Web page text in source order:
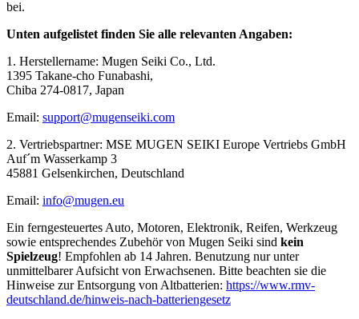
bei.
Unten aufgelistet finden Sie alle relevanten Angaben:
1. Herstellername: Mugen Seiki Co., Ltd.
1395 Takane-cho Funabashi,
Chiba 274-0817, Japan
Email: support@mugenseiki.com
2. Vertriebspartner: MSE MUGEN SEIKI Europe Vertriebs GmbH
Auf´m Wasserkamp 3
45881 Gelsenkirchen, Deutschland
Email: info@mugen.eu
Ein ferngesteuertes Auto, Motoren, Elektronik, Reifen, Werkzeug
sowie entsprechendes Zubehör von Mugen Seiki sind kein
Spielzeug! Empfohlen ab 14 Jahren. Benutzung nur unter
unmittelbarer Aufsicht von Erwachsenen. Bitte beachten sie die
Hinweise zur Entsorgung von Altbatterien: https://www.rmv-
deutschland.de/hinweis-nach-batteriengesetz